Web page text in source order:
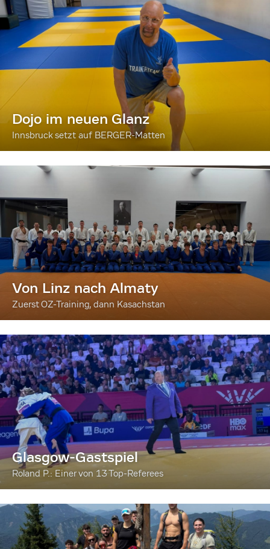
Dojo im neuen Glanz
Innsbruck setzt auf BERGER-Matten
Von Linz nach Almaty
Zuerst OZ-Training, dann Kasachstan
Glasgow-Gastspiel
Roland P.: Einer von 13 Top-Referees